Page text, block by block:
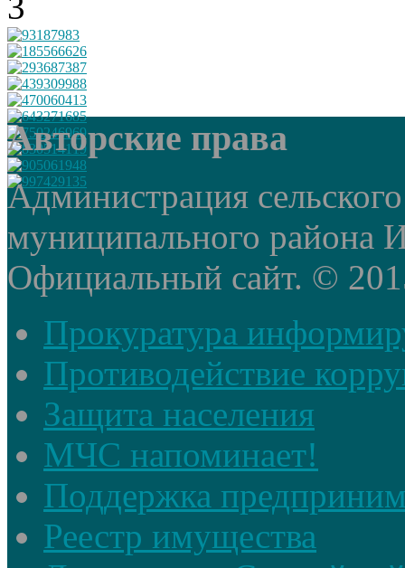
Авторские права
Администрация
муниципального района
Официальный сайт. ©
Прокуратура
Противодействие
Защита населения
МЧС напоминает!
Поддержка
Реестр имущества